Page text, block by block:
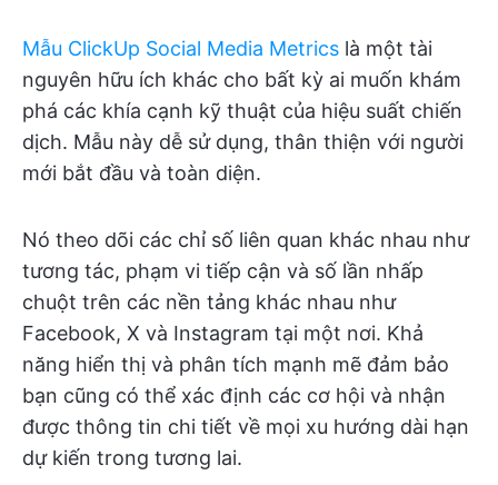
Mẫu ClickUp Social Media Metrics là một tài
nguyên hữu ích khác cho bất kỳ ai muốn khám
phá các khía cạnh kỹ thuật của hiệu suất chiến
dịch. Mẫu này dễ sử dụng, thân thiện với người
mới bắt đầu và toàn diện.
Nó theo dõi các chỉ số liên quan khác nhau như
tương tác, phạm vi tiếp cận và số lần nhấp
chuột trên các nền tảng khác nhau như
Facebook, X và Instagram tại một nơi. Khả
năng hiển thị và phân tích mạnh mẽ đảm bảo
bạn cũng có thể xác định các cơ hội và nhận
được thông tin chi tiết về mọi xu hướng dài hạn
dự kiến trong tương lai.